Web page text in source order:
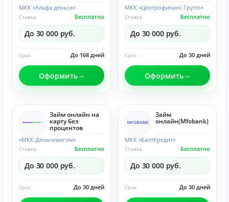
МКК «Альфа деньги»
Бесплатно
Ставка
До 30 000 руб.
До 168 дней
Срок
Оформить
МКК «Центрофинанс Групп»
Бесплатно
Ставка
До 30 000 руб.
До 30 дней
Срок
Оформить
Займ онлайн на
карту без
процентов
«МКК Деньгимигом»
Бесплатно
Ставка
До 30 000 руб.
До 30 дней
Срок
Займ
онлайн(Mfobank)
МКК «БалтКредит»
Бесплатно
Ставка
До 30 000 руб.
До 30 дней
Срок